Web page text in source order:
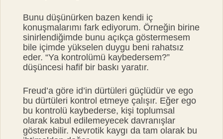
Bunu düşünürken bazen kendi iç
konuşmalarımı fark ediyorum. Örneğin birine
sinirlendiğimde bunu açıkça göstermesem
bile içimde yükselen duygu beni rahatsız
eder. “Ya kontrolümü kaybedersem?”
düşüncesi hafif bir baskı yaratır.
Freud’a göre id’in dürtüleri güçlüdür ve ego
bu dürtüleri kontrol etmeye çalışır. Eğer ego
bu kontrolü kaybederse, kişi toplumsal
olarak kabul edilemeyecek davranışlar
gösterebilir. Nevrotik kaygı da tam olarak bu